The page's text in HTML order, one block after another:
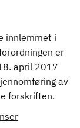
innlemmet i
er
april 2017
av
forskriften.